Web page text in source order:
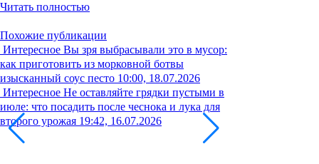
Читать полностью
Похожие публикации
Интересное Вы зря выбрасывали это в мусор:
как приготовить из морковной ботвы
изысканный соус песто 10:00, 18.07.2026
Интересное Не оставляйте грядки пустыми в
июле: что посадить после чеснока и лука для
второго урожая 19:42, 16.07.2026